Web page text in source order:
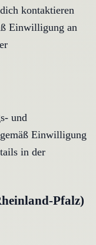
kontaktieren
Einwilligung an
und
Einwilligung
in der
Pfalz)